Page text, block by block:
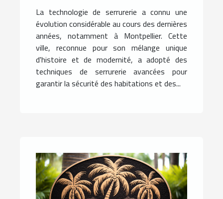
La technologie de serrurerie a connu une
évolution considérable au cours des dernières
années, notamment à Montpellier. Cette
ville, reconnue pour son mélange unique
d'histoire et de modernité, a adopté des
techniques de serrurerie avancées pour
garantir la sécurité des habitations et des...